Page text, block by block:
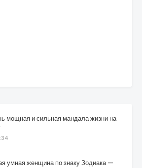
мощная и сильная мандала жизни на
умная женщина по знаку Зодиака —